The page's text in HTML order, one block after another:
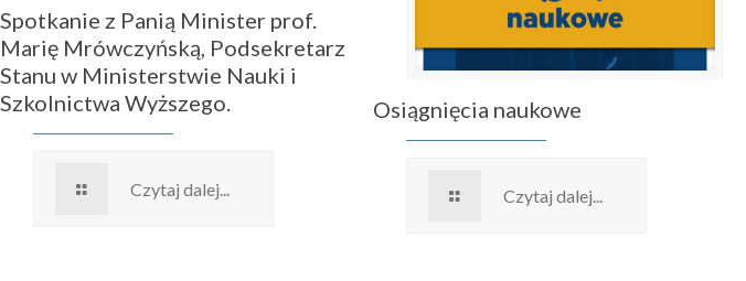
Spotkanie z Panią Minister prof.
Marię Mrówczyńską, Podsekretarz
Stanu w Ministerstwie Nauki i
Szkolnictwa Wyższego.
Czytaj dalej...
Osiągnięcia naukowe
Czytaj dalej...